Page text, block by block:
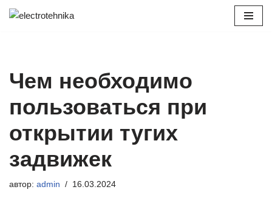
Чем необходимо
пользоваться при
открытии тугих
задвижек
автор: admin 16.03.2024